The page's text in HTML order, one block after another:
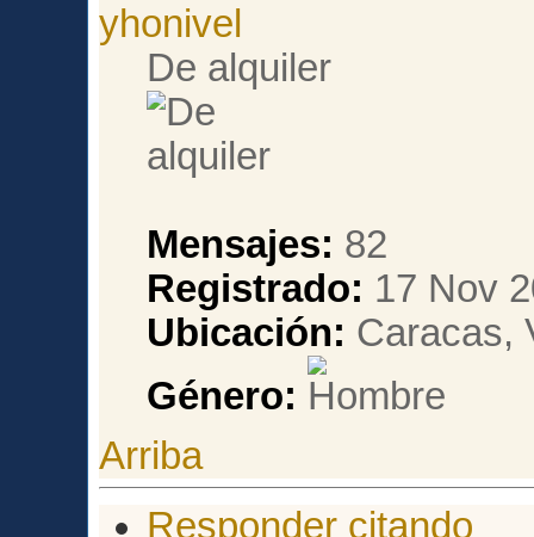
yhonivel
De alquiler
Mensajes: 82
Registrado: 17 Nov
Ubicación: Caracas,
Género:
Arriba
Responder citando